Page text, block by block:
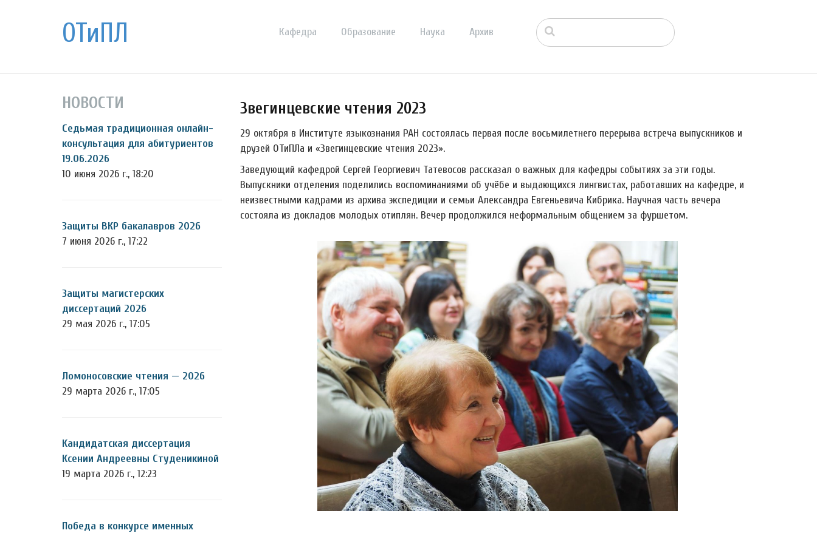
ОТиПЛ Кафедра Образование Наука Архив
НОВОСТИ
Седьмая традиционная онлайн-
консультация для абитуриентов
19.06.2026
10 июня 2026 г., 18:20
Защиты ВКР бакалавров 2026
7 июня 2026 г., 17:22
Защиты магистерских
диссертаций 2026
29 мая 2026 г., 17:05
Ломоносовские чтения — 2026
29 марта 2026 г., 17:05
Кандидатская диссертация
Ксении Андреевны Студеникиной
19 марта 2026 г., 12:23
Победа в конкурсе именных
Звегинцевские чтения 2023
29 октября в Институте языкознания РАН состоялась первая после восьмилетнего перерыва встреча выпускников и
друзей ОТиПЛа и «Звегинцевские чтения 2023».
Заведующий кафедрой Сергей Георгиевич Татевосов рассказал о важных для кафедры событиях за эти годы.
Выпускники отделения поделились воспоминаниями об учёбе и выдающихся лингвистах, работавших на кафедре, и
неизвестными кадрами из архива экспедиции и семьи Александра Евгеньевича Кибрика. Научная часть вечера
состояла из докладов молодых отиплян. Вечер продолжился неформальным общением за фуршетом.